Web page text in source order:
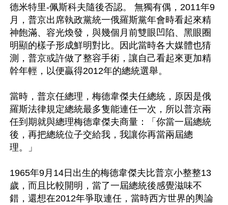
德米特里-佩斯科夫隨後否認。 無獨有偶，2011年9
月，普京出席執政黨統一俄羅斯黨年會時看起來精
神飽滿、容光煥發，與幾個月前雙眼凹陷、黑眼圈
明顯的樣子形成鮮明對比。因此當時各大媒體也猜
測，普京或許做了整容手術，讓自己看起來更加精
幹年輕，以便贏得2012年的總統選舉。
當時，普京任總理，梅德韋傑夫任總統，原因是俄
羅斯法律規定總統最多隻能連任一次，所以普京兩
任到期就與總理梅德韋傑夫商量：「你當一屆總統
後，再把總統位子交給我，我讓你再當兩屆總
理。」
1965年9月14日出生的梅德韋傑夫比普京小整整13
歲，而且比較開明，當了一屆總統後感覺滋味不
錯，還想在2012年爭取連任，當時西方世界的輿論